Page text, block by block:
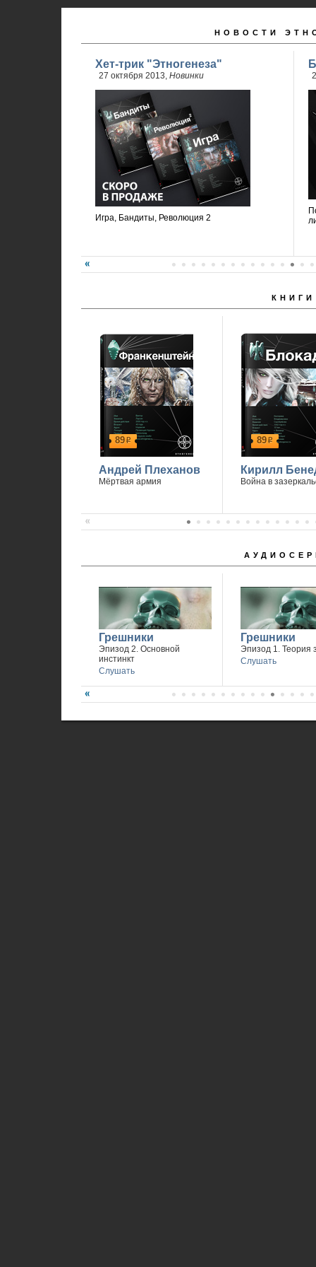
НОВОСТИ
Хет-трик "Этногенеза"
27 октября 2013, Новинки
Игра, Бандиты, Революция 2
КНИГИ
89р
Андрей Плеханов
Мёртвая армия
89р
Кирилл
Война в
Грешники
Эпизод 2. Основной
инстинкт
Слушать
Грешники
Эпизод 1. Теория
Слушать